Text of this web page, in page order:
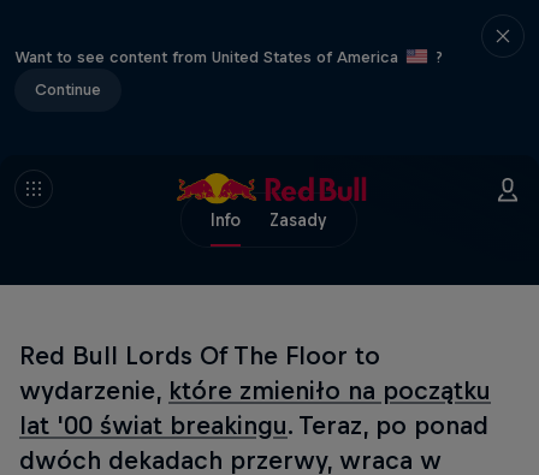
Want to see content from United States of America
?
Continue
Info Zasady
Red Bull Lords Of The Floor to
wydarzenie, które zmieniło na początku
lat '00 świat breakingu. Teraz, po ponad
dwóch dekadach przerwy, wraca w